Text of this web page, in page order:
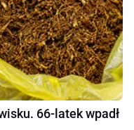
66-latek wpadł